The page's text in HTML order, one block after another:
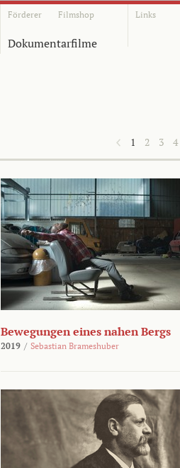
Förderer Filmshop Links
Dokumentarfilme
1 2 3 4
Bewegungen eines nahen Bergs
2019 / Sebastian Brameshuber